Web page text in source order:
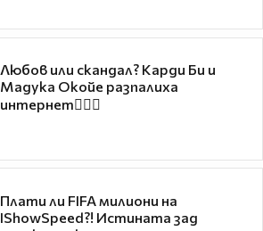
Любов или скандал? Карди Би и
Мадука Окойе разпалиха
интернет❤️‍🔥🔥
Плати ли FIFA милиони на
IShowSpeed?! Истината зад